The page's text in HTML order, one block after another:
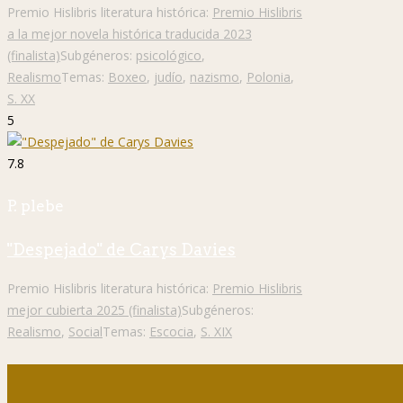
Premio Hislibris literatura histórica: Premio Hislibris
a la mejor novela histórica traducida 2023
(finalista)Subgéneros: psicológico,
RealismoTemas: Boxeo, judío, nazismo, Polonia,
S. XX
5
7.8
P. plebe
"Despejado" de Carys Davies
Premio Hislibris literatura histórica: Premio Hislibris
mejor cubierta 2025 (finalista)Subgéneros:
Realismo, SocialTemas: Escocia, S. XIX